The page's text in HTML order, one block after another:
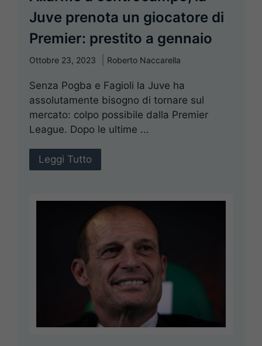
Juve prenota un giocatore di
Premier: prestito a gennaio
Ottobre 23, 2023 Roberto Naccarella
Senza Pogba e Fagioli la Juve ha
assolutamente bisogno di tornare sul
mercato: colpo possibile dalla Premier
League. Dopo le ultime ...
Leggi Tutto